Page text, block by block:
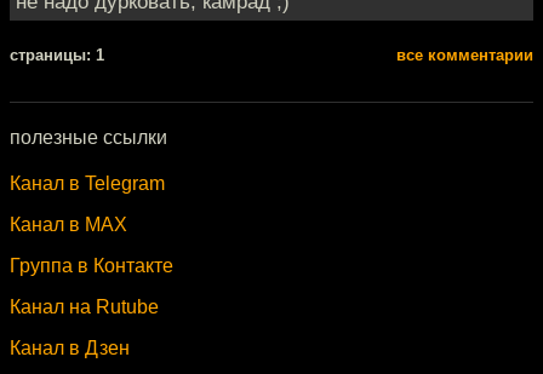
cтраницы: 1 все комментарии
полезные ссылки
Канал в Telegram
Канал в MAX
Группа в Контакте
Канал на Rutube
Канал в Дзен